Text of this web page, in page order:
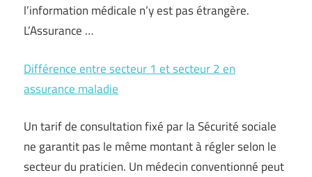
l’information médicale n’y est pas étrangère.
L’Assurance …
Différence entre secteur 1 et secteur 2 en
assurance maladie
Un tarif de consultation fixé par la Sécurité sociale
ne garantit pas le même montant à régler selon le
secteur du praticien. Un médecin conventionné peut